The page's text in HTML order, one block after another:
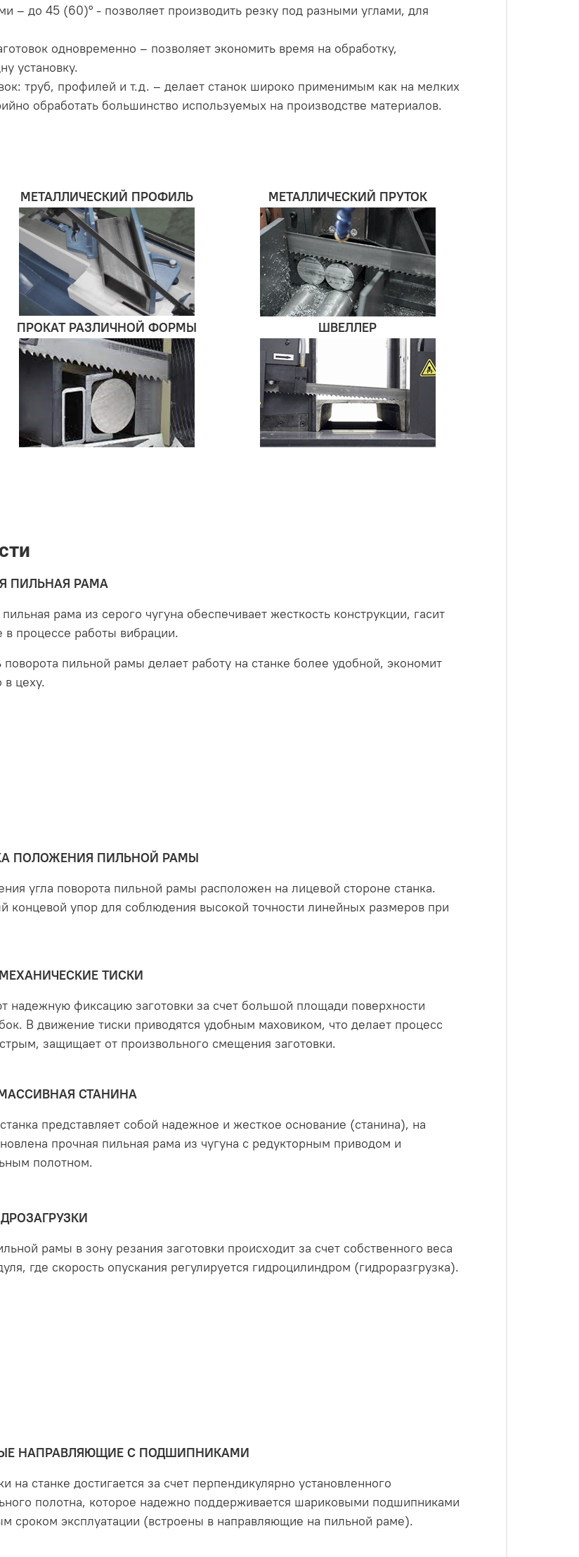
– до 45 (60)° - позволяет производить резку под разными углами, для
одновременно – позволяет экономить время на обработку,
установку.
труб, профилей и т.д. – делает станок широко применимым как на мелких
обработать большинство используемых на производстве материалов.
МЕТАЛЛИЧЕСКИЙ ПРОФИЛЬ МЕТАЛЛИЧЕСКИЙ ПРУТОК
ПРОКАТ РАЗЛИЧНОЙ ФОРМЫ ШВЕЛЛЕР
ПИЛЬНАЯ РАМА
рама из серого чугуна обеспечивает жесткость конструкции, гасит
процессе работы вибрации.
пильной рамы делает работу на станке более удобной, экономит
в цеху.
ПОЛОЖЕНИЯ ПИЛЬНОЙ РАМЫ
угла поворота пильной рамы расположен на лицевой стороне станка.
концевой упор для соблюдения высокой точности линейных размеров при
ТИСКИ
надежную фиксацию заготовки за счет большой площади поверхности
В движение тиски приводятся удобным маховиком, что делает процесс
защищает от произвольного смещения заготовки.
СТАНИНА
представляет собой надежное и жесткое основание (станина), на
прочная пильная рама из чугуна с редукторным приводом и
полотном.
рамы в зону резания заготовки происходит за счет собственного веса
где скорость опускания регулируется гидроцилиндром (гидроразгрузка).
НАПРАВЛЯЮЩИЕ С ПОДШИПНИКАМИ
на станке достигается за счет перпендикулярно установленного
полотна, которое надежно поддерживается шариковыми подшипниками
сроком эксплуатации (встроены в направляющие на пильной раме).